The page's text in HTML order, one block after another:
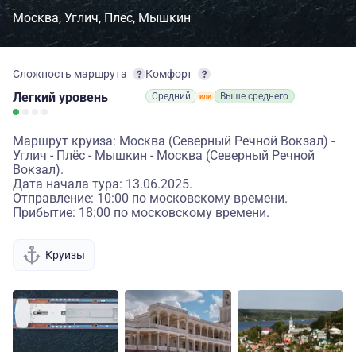
Москва Углич Плес Мышкин
Сложность маршрута
Легкий уровень
Комфорт
Средний Выше среднего
Маршрут круиза: Москва (Северный Речной Вокзал) -
Углич - Плёс - Мышкин - Москва (Северный Речной
Вокзал).
Дата начала тура: 13.06.2025.
Отправление: 10:00 по московскому времени.
Прибытие: 18:00 по московскому времени.
Круизы